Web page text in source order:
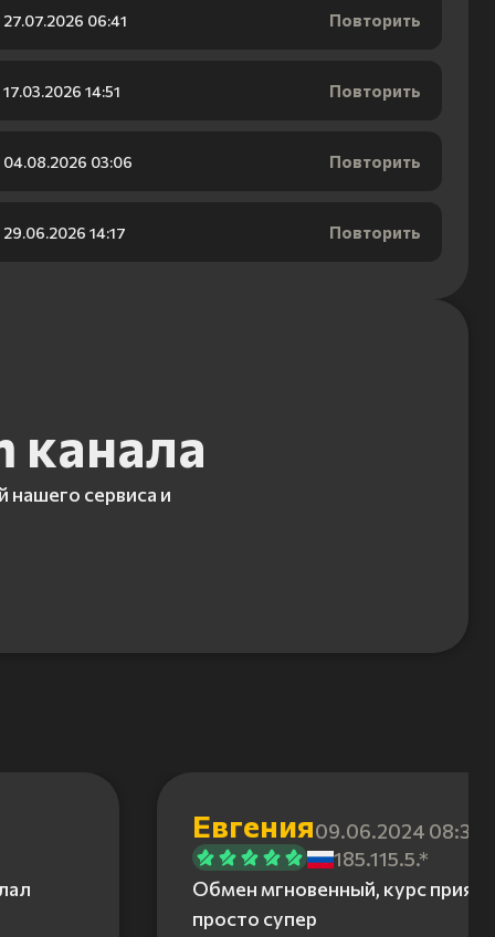
27.07.2026 06:41 Повторить
17.03.2026 14:51 Повторить
04.08.2026 03:06 Повторить
29.06.2026 14:17 Повторить
канала
сервиса и
Евгения09.06.2024 08:31
185.115.5.*
Обмен мгновенный, курс
просто супер